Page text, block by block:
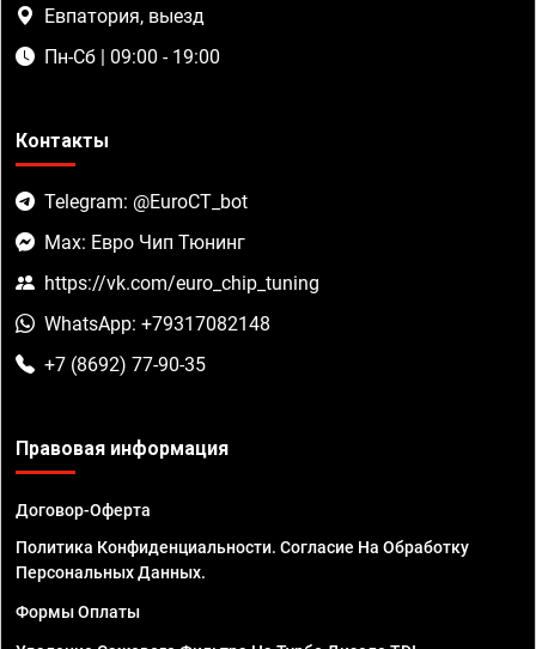
Евпатория, выезд
Пн-Сб | 09:00 - 19:00
Контакты
Telegram: @EuroCT_bot
Max: Евро Чип Тюнинг
https://vk.com/euro_chip_tuning
WhatsApp: +79317082148
+7 (8692) 77-90-35
Правовая информация
Договор-Оферта
Политика Конфиденциальности. Согласие На Обработку
Персональных Данных.
Формы Оплаты